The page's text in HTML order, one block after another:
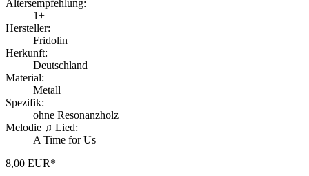
Altersempfehlung:
1+
Hersteller:
Fridolin
Herkunft:
Deutschland
Material:
Metall
Spezifik:
ohne Resonanzholz
Melodie ♫ Lied:
A Time for Us
8,00 EUR*